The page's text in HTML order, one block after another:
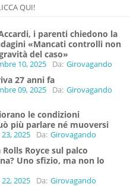
QUI!
i parenti chiedono la
«Mancati controlli non
del caso»
10, 2025 Da: Girovagando
27 anni fa
09, 2025 Da: Girovagando
le condizioni
più parlare né muoversi
2025 Da: Girovagando
Royce sul palco
Uno sfizio, ma non lo
2025 Da: Girovagando